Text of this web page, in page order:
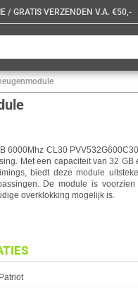
/ GRATIS VERZENDEN V.A. €50,-
6000Mhz CL30
Met een capaciteit van 32 GB
biedt deze module
De module is
overklokking mogelijk is.
Patriot